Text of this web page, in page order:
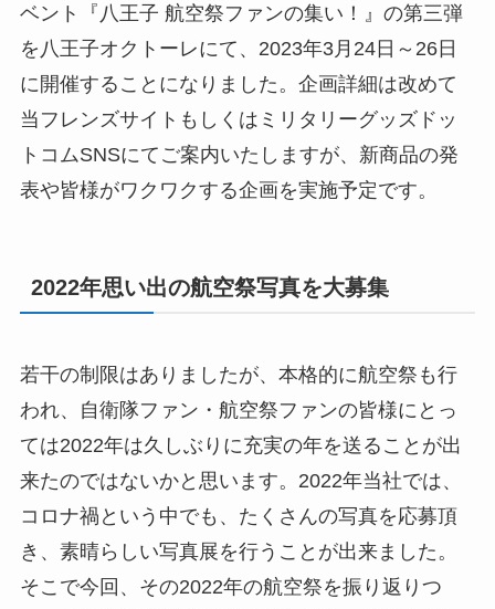
ベント『八王子 航空祭ファンの集い！』の第三弾
を八王子オクトーレにて、2023年3月24日～26日
に開催することになりました。企画詳細は改めて
当フレンズサイトもしくはミリタリーグッズドッ
トコムSNSにてご案内いたしますが、新商品の発
表や皆様がワクワクする企画を実施予定です。
2022年思い出の航空祭写真を大募集
若干の制限はありましたが、本格的に航空祭も行
われ、自衛隊ファン・航空祭ファンの皆様にとっ
ては2022年は久しぶりに充実の年を送ることが出
来たのではないかと思います。2022年当社では、
コロナ禍という中でも、たくさんの写真を応募頂
き、素晴らしい写真展を行うことが出来ました。
そこで今回、その2022年の航空祭を振り返りつ